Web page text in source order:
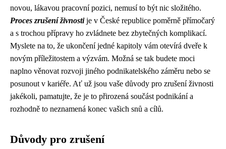
novou, lákavou pracovní pozici, nemusí to být nic složitého.
Proces zrušení živnostije v České republice poměrně přímočarý
a s trochou přípravy ho zvládnete bez zbytečných komplikací.
Myslete na to, že ukončení jedné kapitoly vám otevírá dveře k
novým příležitostem a výzvám. Možná se tak budete moci
naplno věnovat rozvoji jiného podnikatelského záměru nebo se
posunout v kariéře. Ať už jsou vaše důvody pro zrušení živnosti
jakékoli, pamatujte, že je to přirozená součást podnikání a
rozhodně to neznamená konec vašich snů a cílů.
Důvody pro zrušení